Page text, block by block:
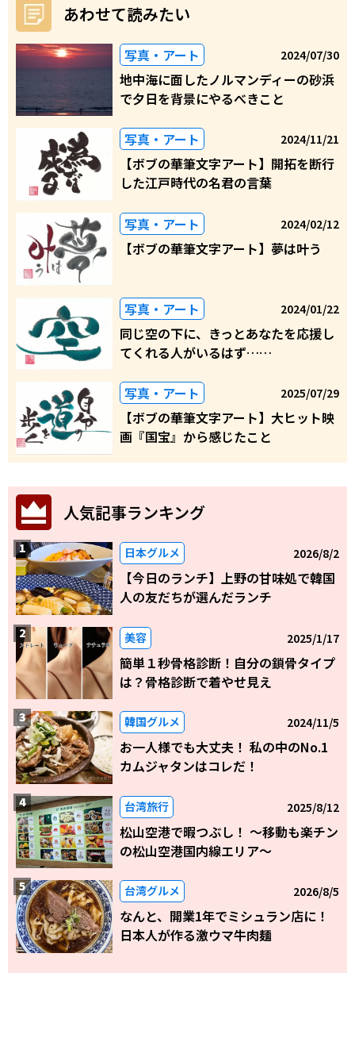
あわせて読みたい
写真・アート 2024/07/30
地中海に面したノルマンディーの砂浜
で夕日を背景にやるべきこと
写真・アート 2024/11/21
【ボブの華筆文字アート】開拓を断行
した江戸時代の名君の言葉
写真・アート 2024/02/12
【ボブの華筆文字アート】夢は叶う
写真・アート 2024/01/22
同じ空の下に、きっとあなたを応援し
てくれる人がいるはず……
写真・アート 2025/07/29
【ボブの華筆文字アート】大ヒット映
画『国宝』から感じたこと
人気記事ランキング
日本グルメ 2026/8/2
【今日のランチ】上野の甘味処で韓国
人の友だちが選んだランチ
美容 2025/1/17
簡単１秒骨格診断！自分の鎖骨タイプ
は？骨格診断で着やせ見え
韓国グルメ 2024/11/5
お一人様でも大丈夫！ 私の中のNo.1
カムジャタンはコレだ！
台湾旅行 2025/8/12
松山空港で暇つぶし！ 〜移動も楽チン
の松山空港国内線エリア～
台湾グルメ 2026/8/5
なんと、開業1年でミシュラン店に！
日本人が作る激ウマ牛肉麺